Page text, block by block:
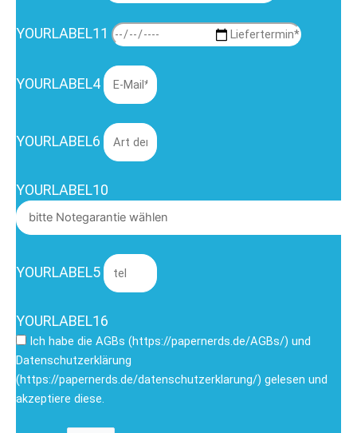
YOURLABEL11
YOURLABEL4
YOURLABEL6
YOURLABEL10
YOURLABEL5
YOURLABEL16
Ich habe die AGBs (https://papernerds.de/AGBs/) und
Datenschutzerklärung
(https://papernerds.de/datenschutzerklarung/) gelesen und
akzeptiere diese.